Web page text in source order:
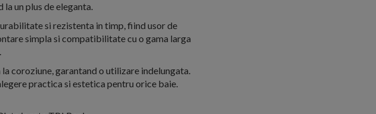
un plus de eleganta.
si rezistenta in timp, fiind usor de
simpla si compatibilitate cu o gama larga
coroziune, garantand o utilizare indelungata.
practica si estetica pentru orice baie.